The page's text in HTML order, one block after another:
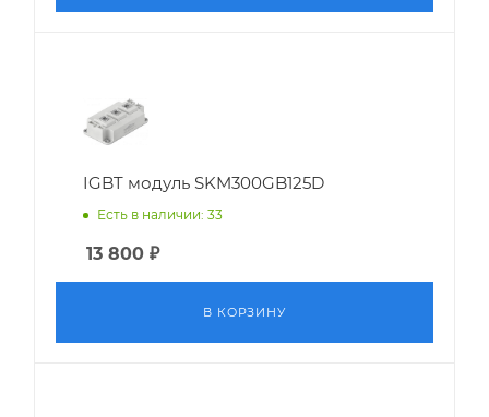
IGBT модуль SKM300GB125D
Есть в наличии: 33
13 800 ₽
В КОРЗИНУ